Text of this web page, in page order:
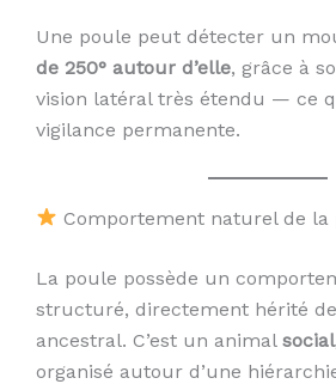
Une poule peut détecter un
de 250° autour d’elle, grâce à
vision latéral très étendu — ce
vigilance permanente.
Comportement naturel de la
La poule possède un
structuré, directement hérité
ancestral. C’est un animal
organisé autour d’une